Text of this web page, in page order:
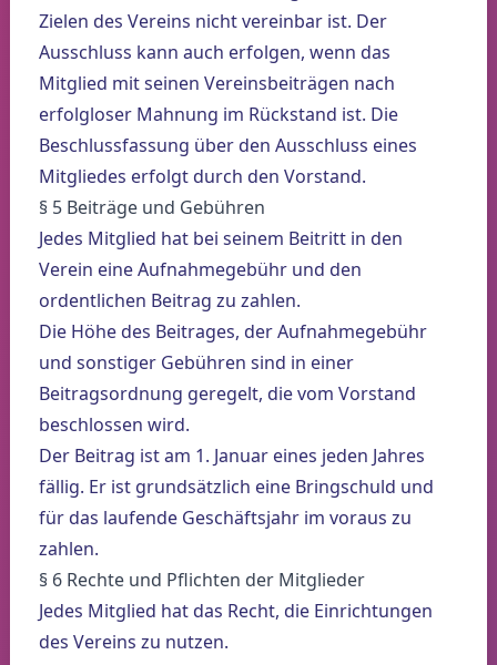
Zielen des Vereins nicht vereinbar ist. Der
Ausschluss kann auch erfolgen, wenn das
Mitglied mit seinen Vereinsbeiträgen nach
erfolgloser Mahnung im Rückstand ist. Die
Beschlussfassung über den Ausschluss eines
Mitgliedes erfolgt durch den Vorstand.
§ 5 Beiträge und Gebühren
Jedes Mitglied hat bei seinem Beitritt in den
Verein eine Aufnahmegebühr und den
ordentlichen Beitrag zu zahlen.
Die Höhe des Beitrages, der Aufnahmegebühr
und sonstiger Gebühren sind in einer
Beitragsordnung geregelt, die vom Vorstand
beschlossen wird.
Der Beitrag ist am 1. Januar eines jeden Jahres
fällig. Er ist grundsätzlich eine Bringschuld und
für das laufende Geschäftsjahr im voraus zu
zahlen.
§ 6 Rechte und Pflichten der Mitglieder
Jedes Mitglied hat das Recht, die Einrichtungen
des Vereins zu nutzen.